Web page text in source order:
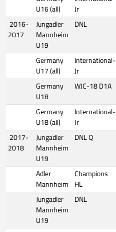
U16 (all)
Jr
2016-
2017
Jungadler
Mannheim
U19
DNL
Germany
U17 (all)
International-
Jr
Germany
U18
WJC-18 D1A
Germany
U18 (all)
International-
Jr
2017-
2018
Jungadler
Mannheim
U19
DNL Q
Adler
Mannheim
Champions
HL
Jungadler
Mannheim
U19
DNL